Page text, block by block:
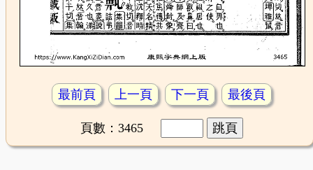
最前頁 上一頁 下一頁 最後頁
頁數：3465